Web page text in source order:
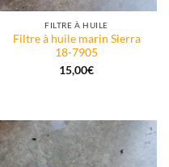
FILTRE À HUILE
Filtre à huile marin Sierra
18-7905
15,00€